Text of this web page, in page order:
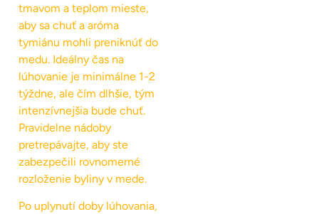
tmavom a teplom mieste,
aby sa chuť a aróma
tymiánu mohli preniknúť do
medu. Ideálny čas na
lúhovanie je minimálne 1-2
týždne, ale čím dlhšie, tým
intenzívnejšia bude chuť.
Pravidelne nádoby
pretrepávajte, aby ste
zabezpečili rovnomerné
rozloženie byliny v mede.
Po uplynutí doby lúhovania,